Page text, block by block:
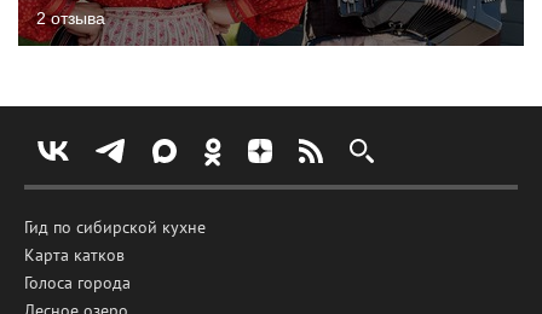
2 отзыва
Гид по сибирской кухне
Карта катков
Голоса города